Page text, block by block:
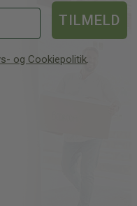
TILMELD
og Cookiepolitik.